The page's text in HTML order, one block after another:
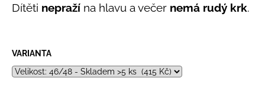
Dítěti nepraží na hlavu a večer nemá rudý krk.
VARIANTA
KALHOTY